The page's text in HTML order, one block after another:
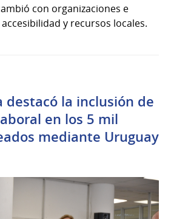
con organizaciones e
y recursos locales.
destacó la inclusión de
en los 5 mil
mediante Uruguay